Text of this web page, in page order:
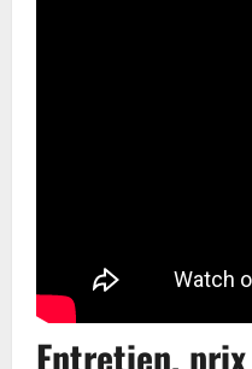
Entretien,